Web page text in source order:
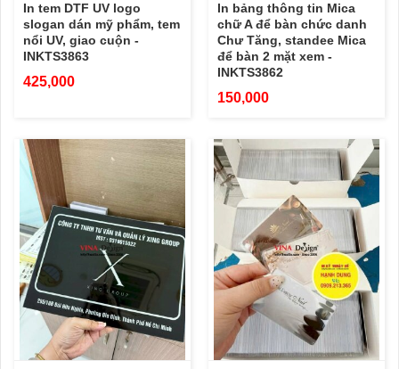
In tem DTF UV logo
slogan dán mỹ phẩm, tem
nổi UV, giao cuộn -
INKTS3863
425,000
In bảng thông tin Mica
chữ A để bàn chức danh
Chư Tăng, standee Mica
để bàn 2 mặt xem -
INKTS3862
150,000